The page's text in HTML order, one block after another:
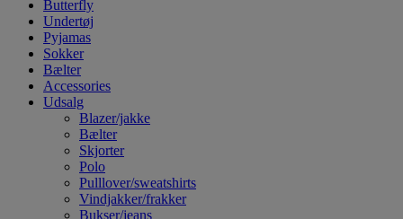
Butterfly
Undertøj
Pyjamas
Sokker
Bælter
Accessories
Udsalg
Blazer/jakke
Bælter
Skjorter
Polo
Pulllover/sweatshirts
Vindjakker/frakker
Bukser/jeans